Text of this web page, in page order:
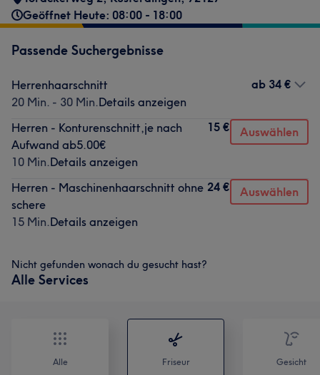
Geöffnet Heute: 08:00 - 18:00
Passende Suchergebnisse
Herrenhaarschnitt
20 Min. - 30 Min.Details anzeigen
ab 34 €
Herren - Konturenschnitt,je nach
Aufwand ab5.00€
10 Min.Details anzeigen
15 € Auswählen
Herren - Maschinenhaarschnitt ohne
schere
15 Min.Details anzeigen
24 € Auswählen
Nicht gefunden wonach du gesucht hast?
Alle Services
Alle Friseur Gesicht